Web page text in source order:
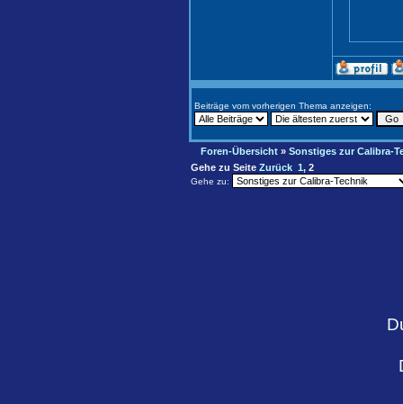
Beiträge vom vorherigen Thema anzeigen:
Foren-Übersicht » Sonstiges zur Calibra-
Gehe zu Seite Zurück 1, 2
Gehe zu: